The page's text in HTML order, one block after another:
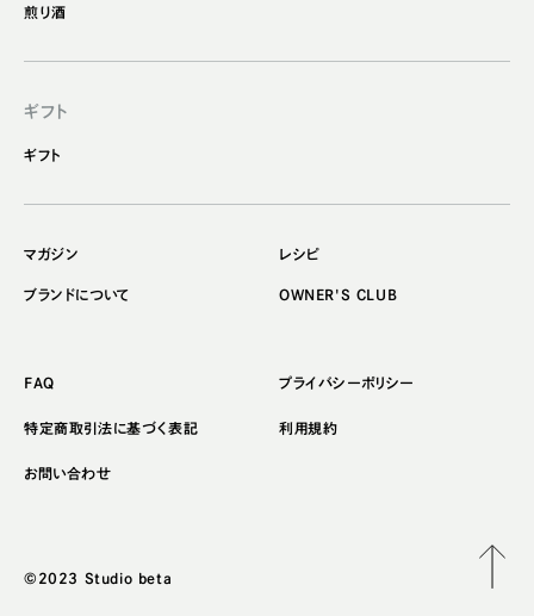
煎り酒
ギフト
ギフト
マガジン レシピ
ブランドについて OWNER'S CLUB
FAQ プライバシーポリシー
特定商取引法に基づく表記 利用規約
お問い合わせ
©2023 Studio beta